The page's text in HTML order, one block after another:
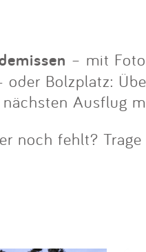
– mit
oder Bolzplatz:
Ausflug
noch fehlt?